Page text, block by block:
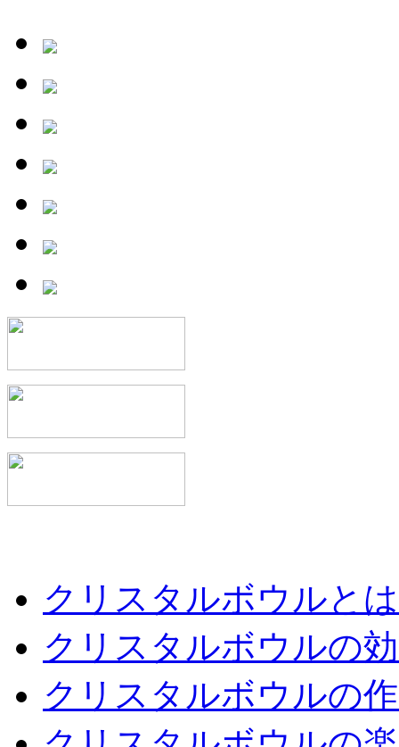
クリスタルボウルとは
クリスタルボウルの
クリスタルボウルの